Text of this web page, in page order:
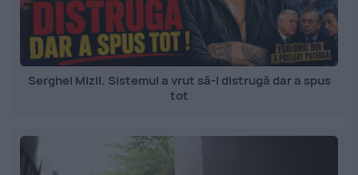
Serghei Mizil. Sistemul a vrut să-l distrugă dar a spus
tot